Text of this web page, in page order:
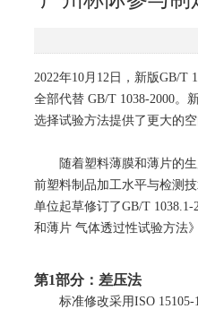
2022年10月12日，新版GB/T
全部代替 GB/T 1038-2000。
选择试验方法提供了更大的空
随着塑料薄膜和薄片的生
前塑料制品加工水平与检测
单位起草修订了GB/T
和薄片 气体透过性试验方法
第1部分：差压法
标准修改采用ISO 15105-1